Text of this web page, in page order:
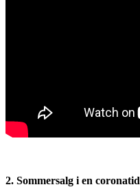
2. Sommersalg i en coronatid